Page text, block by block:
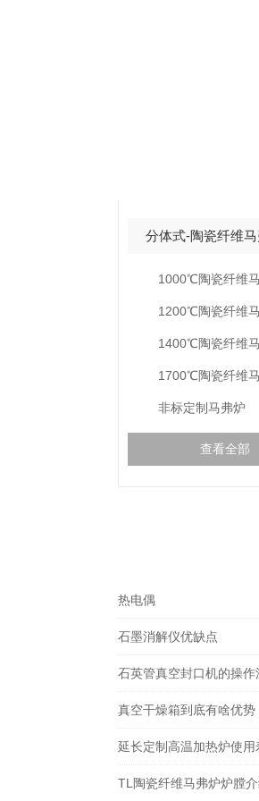
分体式-陶瓷纤维
1000℃陶瓷纤维
1200℃陶瓷纤维
1400℃陶瓷纤维
1700℃陶瓷纤维
非标定制马弗炉
查看全部
热电偶
石墨消解仪优缺点
石英管真空封口机的操作
真空干燥箱到底有啥优势
延长定制高温加热炉使用
TL陶瓷纤维马弗炉炉膛